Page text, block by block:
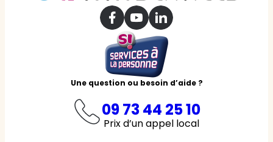
Une question ou besoin d’aide ?
09 73 44 25 10
Prix d’un appel local